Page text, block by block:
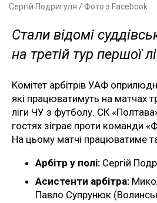
Сергій Подригуля / Фото з Facebook
Стали відомі
на третій тур першої
Комітет арбітрів УАФ
які працюватимуть на матчах
ліги ЧУ з футболу. СК
гостях зіграє проти команди
На цьому матчі працюватиме
Арбітр у полі: Сергій
Асистенти арбітра:
Павло Супрунюк